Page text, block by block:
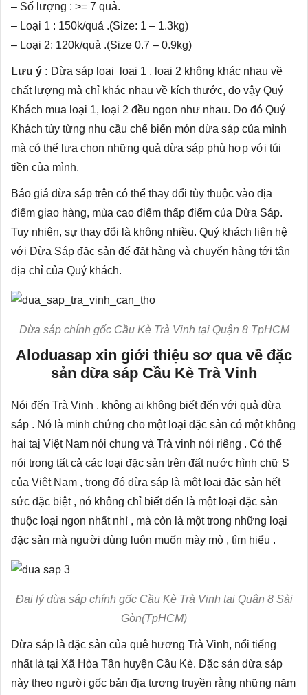
– Số lượng : >= 7 quả.
– Loại 1 : 150k/quả .(Size: 1 – 1.3kg)
– Loại 2: 120k/quả .(Size 0.7 – 0.9kg)
Lưu ý : Dừa sáp loại loại 1 , loại 2 không khác nhau về
chất lượng mà chỉ khác nhau về kích thước, do vậy Quý
Khách mua loại 1, loại 2 đều ngon như nhau. Do đó Quý
Khách tùy từng nhu cầu chế biến món dừa sáp của mình
mà có thể lựa chọn những quả dừa sáp phù hợp với túi
tiền của mình.
Báo giá dừa sáp trên có thể thay đổi tùy thuộc vào địa
điểm giao hàng, mùa cao điểm thấp điểm của Dừa Sáp.
Tuy nhiên, sự thay đổi là không nhiều. Quý khách liên hệ
với Dừa Sáp đặc sản để đặt hàng và chuyển hàng tới tận
địa chỉ của Quý khách.
Dừa sáp chính gốc Cầu Kè Trà Vinh tại Quận 8 TpHCM
Aloduasap xin giới thiệu sơ qua về đặc
sản dừa sáp Cầu Kè Trà Vinh
Nói đến Trà Vinh , không ai không biết đến với quả dừa
sáp . Nó là minh chứng cho một loại đặc sản có một không
hai taị Việt Nam nói chung và Trà vinh nói riêng . Có thể
nói trong tất cả các loại đặc sản trên đất nước hình chữ S
của Việt Nam , trong đó dừa sáp là một loại đặc sản hết
sức đặc biệt , nó không chỉ biết đến là một loại đặc sản
thuộc loại ngon nhất nhì , mà còn là một trong những loại
đặc sản mà người dùng luôn muốn mày mò , tìm hiểu .
Đại lý dừa sáp chính gốc Cầu Kè Trà Vinh tại Quận 8 Sài
Gòn(TpHCM)
Dừa sáp là đặc sản của quê hương Trà Vinh, nổi tiếng
nhất là tại Xã Hòa Tân huyện Cầu Kè. Đặc sản dừa sáp
này theo người gốc bản địa tương truyền rằng những năm